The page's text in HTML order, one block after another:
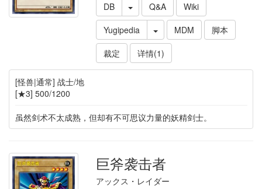
DB Q&A
Wiki
Yugipedia
MDM
脚本
裁定
详情(1)
[怪兽|通常] 战士/地
[★3] 500/1200
虽然剑术不太成熟，但却有不可思议力量的妖精剑士。
巨斧袭击者
アックス・レイダー